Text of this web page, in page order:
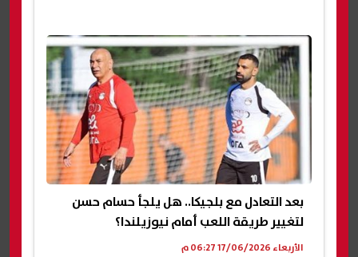
بعد التعادل مع بلجيكا.. هل يلجأ حسام حسن
لتغيير طريقة اللعب أمام نيوزيلندا؟
الأربعاء 17/06/2026 06:27 م